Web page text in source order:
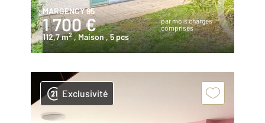
MARGENCY 95
1 700 €
par mois charges
comprises
112,7 m2 , Maison, 5 pcs
Exclusivité